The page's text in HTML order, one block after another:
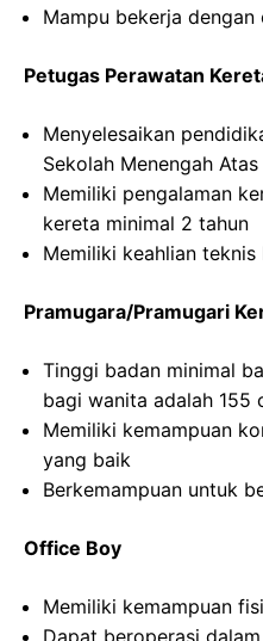
Mampu bekerja
Petugas Perawatan
Menyelesaikan
Sekolah Menengah Atas
Memiliki pengalaman
kereta minimal 2 tahun
Memiliki keahlian teknis
Pramugara/Pramugari
Tinggi badan minimal
bagi wanita adalah 155
Memiliki kemampuan
yang baik
Berkemampuan untuk
Office Boy
Memiliki kemampuan
Dapat beroperasi